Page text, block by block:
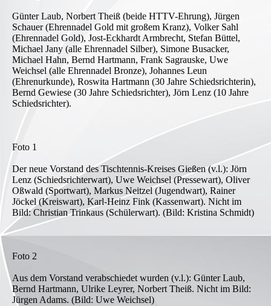
Günter Laub, Norbert Theiß (beide HTTV-Ehrung), Jürgen
Schauer (Ehrennadel Gold mit großem Kranz), Volker Sahl
(Ehrennadel Gold), Jost-Eckhardt Armbrecht, Stefan Büttel,
Michael Jany (alle Ehrennadel Silber), Simone Busacker,
Michael Hahn, Bernd Hartmann, Frank Sagrauske, Uwe
Weichsel (alle Ehrennadel Bronze), Johannes Leun
(Ehrenurkunde), Roswita Hartmann (30 Jahre Schiedsrichterin),
Bernd Gewiese (30 Jahre Schiedsrichter), Jörn Lenz (10 Jahre
Schiedsrichter).
Foto 1
Der neue Vorstand des Tischtennis-Kreises Gießen (v.l.): Jörn
Lenz (Schiedsrichterwart), Uwe Weichsel (Pressewart), Oliver
Oßwald (Sportwart), Markus Neitzel (Jugendwart), Rainer
Jöckel (Kreiswart), Karl-Heinz Fink (Kassenwart). Nicht im
Bild: Christian Trinkaus (Schülerwart). (Bild: Kristina Schmidt)
Foto 2
Aus dem Vorstand verabschiedet wurden (v.l.): Günter Laub,
Bernd Hartmann, Ulrike Leyrer, Norbert Theiß. Nicht im Bild:
Jürgen Adams. (Bild: Uwe Weichsel)